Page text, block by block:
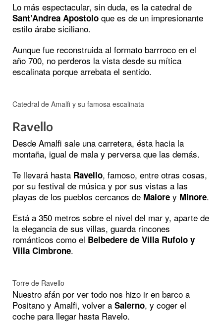
Lo más espectacular, sin duda, es la catedral de
Sant’Andrea Apostolo que es de un impresionante
estilo árabe siciliano.
Aunque fue reconstruida al formato barrroco en el
año 700, no perderos la vista desde su mítica
escalinata porque arrebata el sentido.
Catedral de Amalfi y su famosa escalinata
Ravello
Desde Amalfi sale una carretera, ésta hacia la
montaña, igual de mala y perversa que las demás.
Te llevará hasta Ravello, famoso, entre otras cosas,
por su festival de música y por sus vistas a las
playas de los pueblos cercanos de Maiore y Minore.
Está a 350 metros sobre el nivel del mar y, aparte de
la elegancia de sus villas, guarda rincones
románticos como el Belbedere de Villa Rufolo y
Villa Cimbrone.
Torre de Ravello
Nuestro afán por ver todo nos hizo ir en barco a
Positano y Amalfi, volver a Salerno, y coger el
coche para llegar hasta Ravelo.